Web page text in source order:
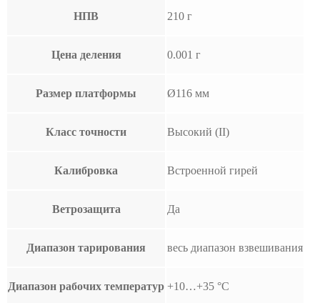
НПВ 210 г
Цена деления 0.001 г
Размер платформы Ø116 мм
Класс точности Высокий (II)
Калибровка Встроенной гирей
Ветрозащита Да
Диапазон тарирования весь диапазон взвешивания
Диапазон рабочих температур +10…+35 °С